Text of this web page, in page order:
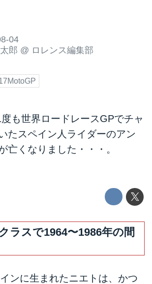
04
郎 @ ロレンス編集部
も世界ロードレースGPでチャ
たスペイン人ライダーのアン
亡くなりました・・・。
ラスで1964〜1986年の間
ンに生まれたニエトは、かつ